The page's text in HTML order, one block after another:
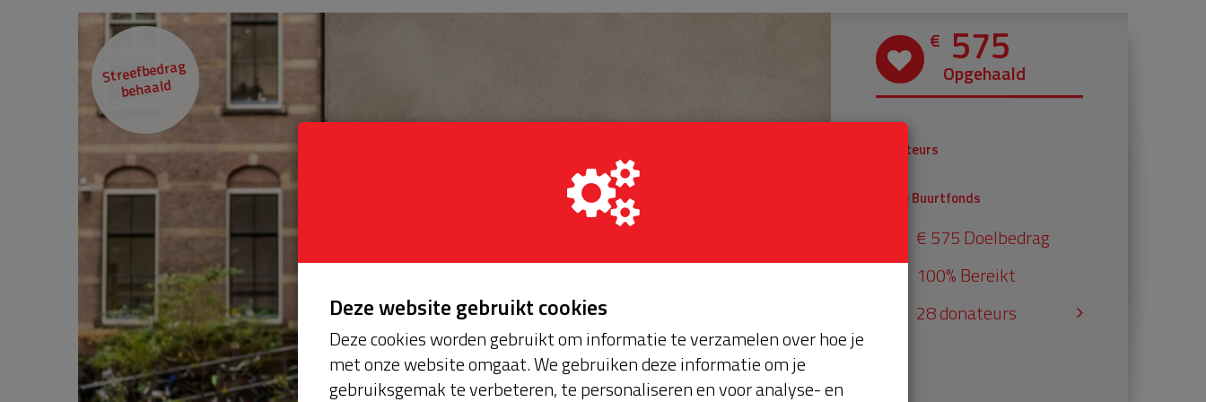
Streefbedrag
behaald
€ 575
Opgehaald
€ 375
Donateurs
Univé Buurtfonds
€ 575 Doelbedrag
100% Bereikt
28 donateurs
Deze website gebruikt cookies
Deze cookies worden gebruikt om informatie te verzamelen over hoe je
met onze website omgaat. We gebruiken deze informatie om je
gebruiksgemak te verbeteren, te personaliseren en voor analyse- en